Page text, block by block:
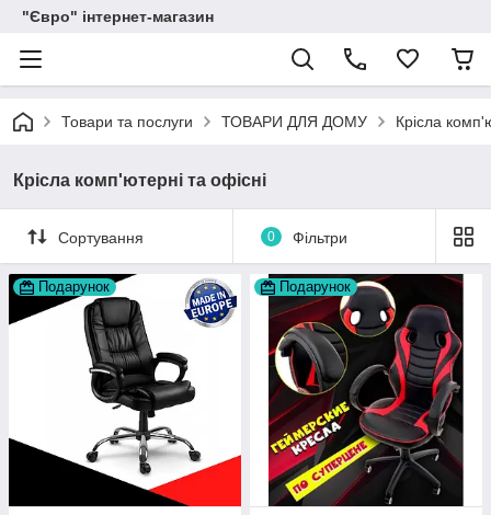
"Євро" інтернет-магазин
Товари та послуги ТОВАРИ ДЛЯ ДОМУ Крісла
Крісла комп'ютерні та офісні
Сортування 0 Фільтри
Подарунок Подарунок